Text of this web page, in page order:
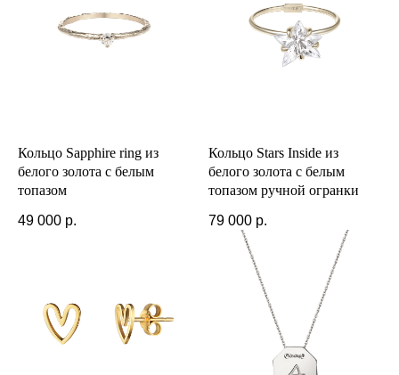
Кольцо Sapphire ring из
белого золота с белым
топазом
49 000 р.
Кольцо Stars Inside из
белого золота с белым
топазом ручной огранки
79 000 р.